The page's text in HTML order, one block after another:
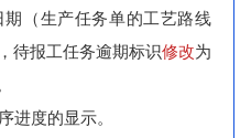
（生产任务单的工艺路线
待报工任务逾期标识修改为
进度的显示。